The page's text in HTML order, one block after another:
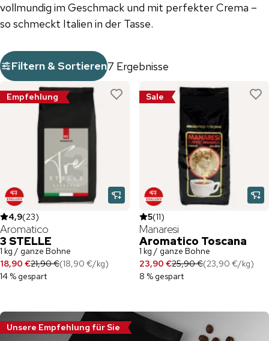
vollmundig im Geschmack und mit perfekter Crema –
so schmeckt Italien in der Tasse.
Filtern & Sortieren7 Ergebnisse
Empfehlung
4,9(23)
Aromatico
3 STELLE
1 kg / ganze Bohne
18,90 €21,90 €(18,90 €/kg)
14 % gespart
Sale
5(11)
Manaresi
Aromatico Toscana
1 kg / ganze Bohne
23,90 €25,90 €(23,90 €/kg)
8 % gespart
Unsere Empfehlung für Sie